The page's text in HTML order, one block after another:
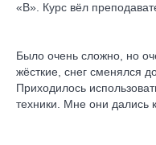
«В». Курс вёл
Было очень сложно, но
жёсткие, снег сменялся
Приходилось
техники. Мне они дались